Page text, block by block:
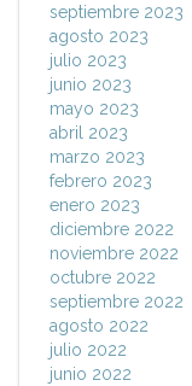
septiembre 2023
agosto 2023
julio 2023
junio 2023
mayo 2023
abril 2023
marzo 2023
febrero 2023
enero 2023
diciembre 2022
noviembre 2022
octubre 2022
septiembre 2022
agosto 2022
julio 2022
junio 2022